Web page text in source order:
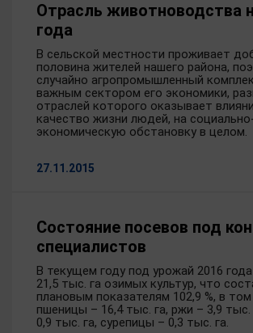
Отрасль животноводства
года
В сельской местности проживает
половина жителей нашего района,
случайно агропромышленный
важным сектором его экономики,
отраслей которого оказывает
качество жизни людей, на
экономическую обстановку в целом.
27.11.2015
Состояние посевов под
специалистов
В текущем году под урожай 2016
21,5 тыс. га озимых культур, что
плановым показателям 102,9 %, в том
пшеницы – 16,4 тыс. га, ржи – 3,9
0,9 тыс. га, сурепицы – 0,3 тыс. га.